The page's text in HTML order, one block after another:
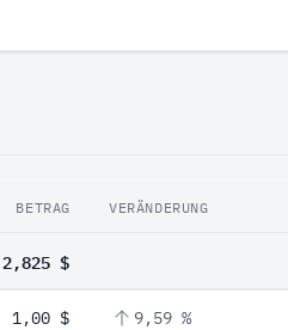
BETRAG VERÄNDERUNG
2,825 $
1,00 $ 9,59 %